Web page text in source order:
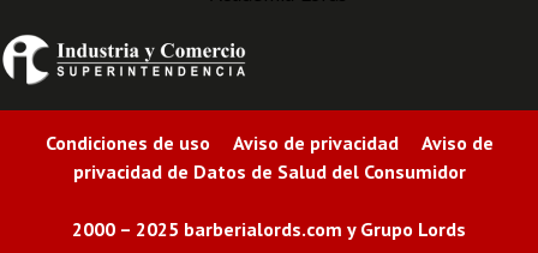
Condiciones de uso Aviso de privacidad Aviso de
privacidad de Datos de Salud del Consumidor
2000 – 2025 barberialords.com y Grupo Lords